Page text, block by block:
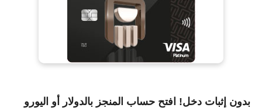
بدون إثبات دخل! افتح حساب المنجز بالدولار أو اليورو